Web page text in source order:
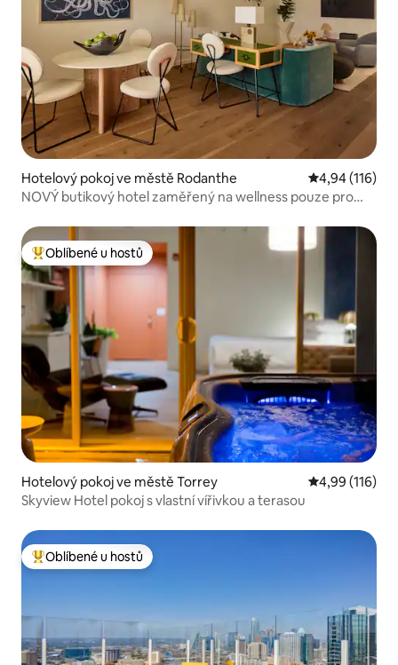
Hotelový pokoj ve městě Rodanthe Průměrné
4,94 (116)
NOVÝ butikový hotel zaměřený na wellness pouze pro
Nejlepší v kategorii Oblíbené u hostů
Oblíbené u hostů
Hotelový pokoj ve městě Torrey Průměrné
4,99 (116)
Skyview Hotel pokoj s vlastní vířivkou a terasou
Nejlepší v kategorii Oblíbené u hostů
Oblíbené u hostů